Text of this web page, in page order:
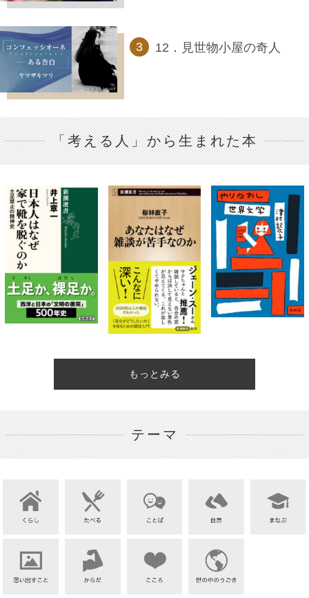
12．見世物小屋の奇人
「考える人」から生まれた本
もっとみる
テーマ